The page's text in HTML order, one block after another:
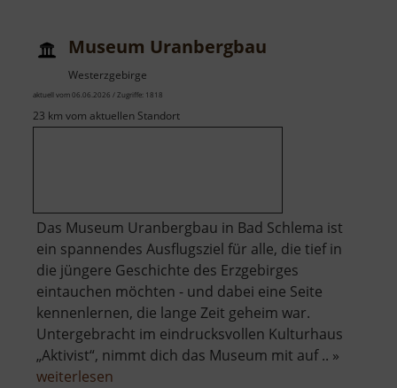
Museum Uranbergbau
Westerzgebirge
aktuell vom 06.06.2026 / Zugriffe: 1818
23 km vom aktuellen Standort
Das Museum Uranbergbau in Bad Schlema ist
ein spannendes Ausflugsziel für alle, die tief in
die jüngere Geschichte des Erzgebirges
eintauchen möchten - und dabei eine Seite
kennenlernen, die lange Zeit geheim war.
Untergebracht im eindrucksvollen Kulturhaus
„Aktivist“, nimmt dich das Museum mit auf .. »
weiterlesen